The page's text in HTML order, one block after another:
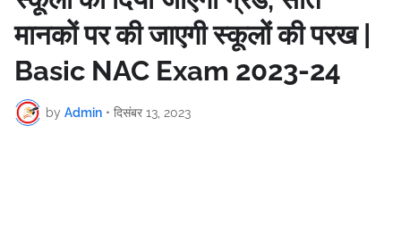
मानकों पर की जाएगी स्कूलों की परख |
Basic NAC Exam 2023-24
by Admin • दिसंबर 13, 2023